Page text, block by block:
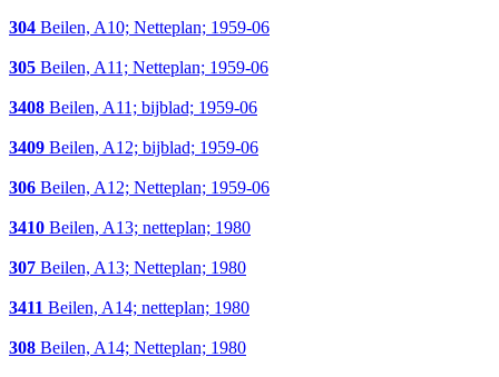
304 Beilen, A10; Netteplan; 1959-06
305 Beilen, A11; Netteplan; 1959-06
3408 Beilen, A11; bijblad; 1959-06
3409 Beilen, A12; bijblad; 1959-06
306 Beilen, A12; Netteplan; 1959-06
3410 Beilen, A13; netteplan; 1980
307 Beilen, A13; Netteplan; 1980
3411 Beilen, A14; netteplan; 1980
308 Beilen, A14; Netteplan; 1980